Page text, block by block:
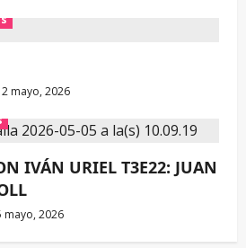
mayo, 2026
IVÁN URIEL T3E22: JUAN
mayo, 2026